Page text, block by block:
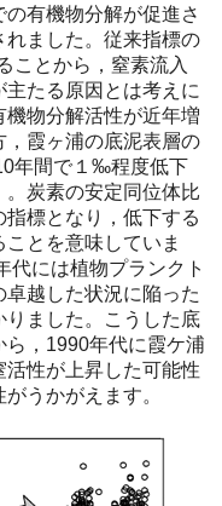
有機物分解が促進さ
ました。従来指標の
ことから，窒素流入
たる原因とは考えに
機物分解活性が近年増
霞ヶ浦の底泥表層の
年間で１‰程度低下
。炭素の安定同位体比
標となり，低下する
とを意味していま
代には植物プランクト
越した状況に陥った
ました。こうした底
，1990年代に霞ケ浦
性が上昇した可能性
うかがえます。